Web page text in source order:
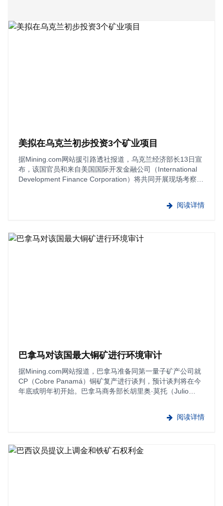
美拟在乌克兰初步投资3个矿业项目
据Mining.com网站援引路透社报道，乌克兰经济部长13日宣
布，该国官员和来自美国国际开发金融公司（International
Development Finance Corporation）将共同开展现场考察以
阅读详情
巴拿马对该国最大铜矿进行环境审计
据Mining.com网站报道，巴拿马准备同第一量子矿产公司就
CP（Cobre Panamá）铜矿复产进行谈判，预计谈判将在今
年底或明年初开始。巴拿马商务部长胡里奥·莫托（Julio
阅读详情